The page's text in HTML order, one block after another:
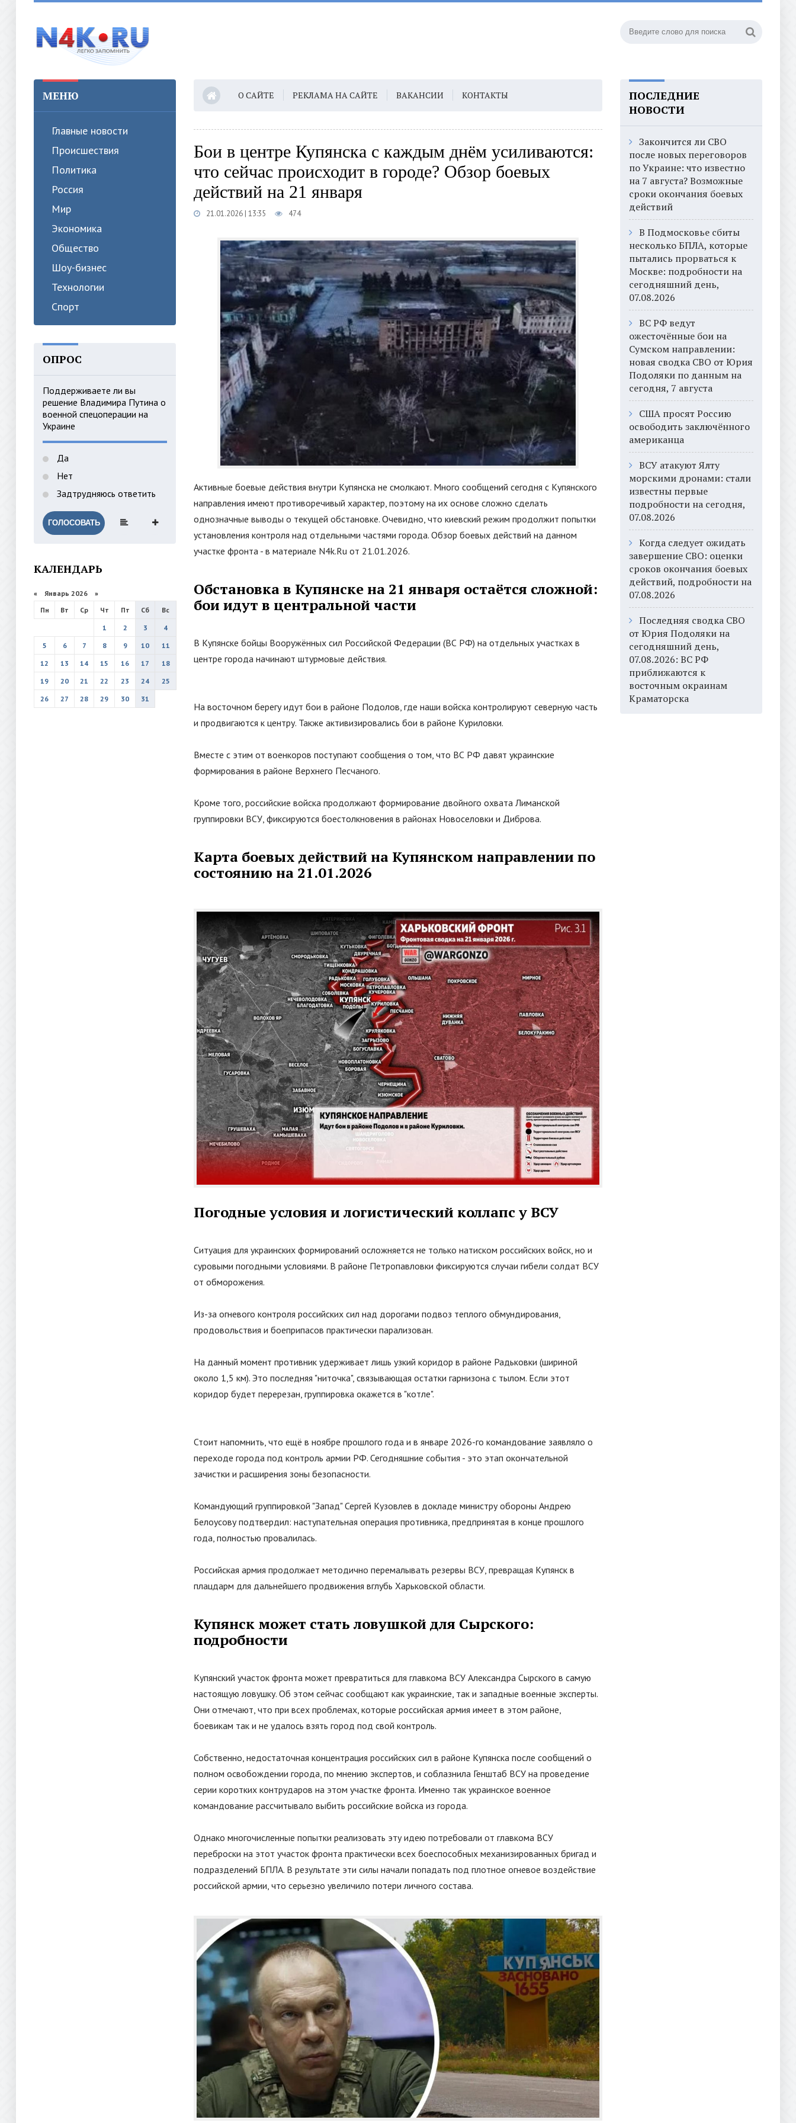
МЕНЮ
Главные новости
Происшествия
Политика
Россия
Мир
Экономика
Общество
Шоу-бизнес
Технологии
Спорт
ОПРОС
Поддерживаете ли вы
решение Владимира Путина о
военной спецоперации на
Украине
Да
Нет
Задтрудняюсь ответить
ГОЛОСОВАТЬ
КАЛЕНДАРЬ
« Январь 2026 »
Пн
Вт Ср Чт Пт Сб
Вс
1
2 3
4
5
6 7 8 9 10
11
12
13 14 15 16 17
18
19
20 21 22 23 24
25
26
27 28 29 30 31
О САЙТЕ РЕКЛАМА НА САЙТЕ ВАКАНСИИ КОНТАКТЫ
Бои в центре Купянска с каждым днём усиливаются:
что сейчас происходит в городе? Обзор боевых
действий на 21 января
21.01.2026 | 13:35 474
Активные боевые действия внутри Купянска не смолкают. Много сообщений сегодня с Купянского
направления имеют противоречивый характер, поэтому на их основе сложно сделать
однозначные выводы о текущей обстановке. Очевидно, что киевский режим продолжит попытки
установления контроля над отдельными частями города. Обзор боевых действий на данном
участке фронта - в материале N4k.Ru от 21.01.2026.
Обстановка в Купянске на 21 января остаётся сложной:
бои идут в центральной части
В Купянске бойцы Вооружённых сил Российской Федерации (ВС РФ) на отдельных участках в
центре города начинают штурмовые действия.
На восточном берегу идут бои в районе Подолов, где наши войска контролируют северную часть
и продвигаются к центру. Также активизировались бои в районе Куриловки.
Вместе с этим от военкоров поступают сообщения о том, что ВС РФ давят украинские
формирования в районе Верхнего Песчаного.
Кроме того, российские войска продолжают формирование двойного охвата Лиманской
группировки ВСУ, фиксируются боестолкновения в районах Новоселовки и Диброва.
Карта боевых действий на Купянском направлении по
состоянию на 21.01.2026
Погодные условия и логистический коллапс у ВСУ
Ситуация для украинских формирований осложняется не только натиском российских войск, но и
суровыми погодными условиями. В районе Петропавловки фиксируются случаи гибели солдат ВСУ
от обморожения.
Из-за огневого контроля российских сил над дорогами подвоз теплого обмундирования,
продовольствия и боеприпасов практически парализован.
На данный момент противник удерживает лишь узкий коридор в районе Радьковки (шириной
около 1,5 км). Это последняя "ниточка", связывающая остатки гарнизона с тылом. Если этот
коридор будет перерезан, группировка окажется в "котле".
Стоит напомнить, что ещё в ноябре прошлого года и в январе 2026-го командование заявляло о
переходе города под контроль армии РФ. Сегодняшние события - это этап окончательной
зачистки и расширения зоны безопасности.
Командующий группировкой "Запад"Сергей Кузовлев в докладе министру обороны Андрею
Белоусову подтвердил: наступательная операция противника, предпринятая в конце прошлого
года, полностью провалилась.
Российская армия продолжает методично перемалывать резервы ВСУ, превращая Купянск в
плацдарм для дальнейшего продвижения вглубь Харьковской области.
Купянск может стать ловушкой для Сырского:
подробности
Купянский участок фронта может превратиться для главкома ВСУ Александра Сырского в самую
настоящую ловушку. Об этом сейчас сообщают как украинские, так и западные военные эксперты.
Они отмечают, что при всех проблемах, которые российская армия имеет в этом районе,
боевикам так и не удалось взять город под свой контроль.
Собственно, недостаточная концентрация российских сил в районе Купянска после сообщений о
полном освобождении города, по мнению экспертов, и соблазнила Генштаб ВСУ на проведение
серии коротких контрударов на этом участке фронта. Именно так украинское военное
командование рассчитывало выбить российские войска из города.
Однако многочисленные попытки реализовать эту идею потребовали от главкома ВСУ
переброски на этот участок фронта практически всех боеспособных механизированных бригад и
подразделений БПЛА. В результате эти силы начали попадать под плотное огневое воздействие
российской армии, что серьезно увеличило потери личного состава.
ПОСЛЕДНИЕ
НОВОСТИ
Закончится ли СВО
после новых переговоров
по Украине: что известно
на 7 августа? Возможные
сроки окончания боевых
действий
В Подмосковье сбиты
несколько БПЛА, которые
пытались прорваться к
Москве: подробности на
сегодняшний день,
07.08.2026
ВС РФ ведут
ожесточённые бои на
Сумском направлении:
новая сводка СВО от Юрия
Подоляки по данным на
сегодня, 7 августа
США просят Россию
освободить заключённого
американца
ВСУ атакуют Ялту
морскими дронами: стали
известны первые
подробности на сегодня,
07.08.2026
Когда следует ожидать
завершение СВО: оценки
сроков окончания боевых
действий, подробности на
07.08.2026
Последняя сводка СВО
от Юрия Подоляки на
сегодняшний день,
07.08.2026: ВС РФ
приближаются к
восточным окраинам
Краматорска